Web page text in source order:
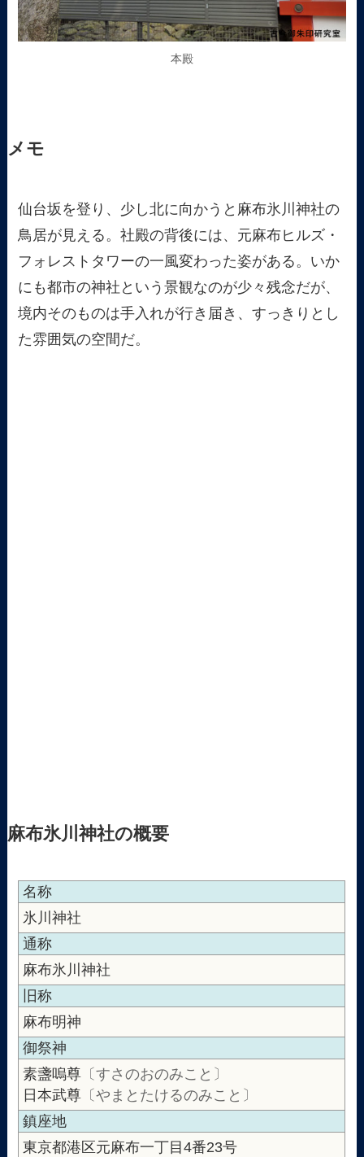
本殿
メモ
仙台坂を登り、少し北に向かうと麻布氷川神社の
鳥居が見える。社殿の背後には、元麻布ヒルズ・
フォレストタワーの一風変わった姿がある。いか
にも都市の神社という景観なのが少々残念だが、
境内そのものは手入れが行き届き、すっきりとし
た雰囲気の空間だ。
麻布氷川神社の概要
名称
氷川神社
通称
麻布氷川神社
旧称
麻布明神
御祭神
素盞嗚尊 〔すさのおのみこと〕
日本武尊 〔やまとたけるのみこと〕
鎮座地
東京都港区元麻布一丁目4番23号